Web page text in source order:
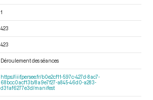
1
423
423
Déroulement des séances
https://iiif.persee.fr/b0e2cf11-597c-427d-8ac7-
68bcc0acf13b/8a9e7f27-a845-46d0-a283-
d31af6277e3d/manifest